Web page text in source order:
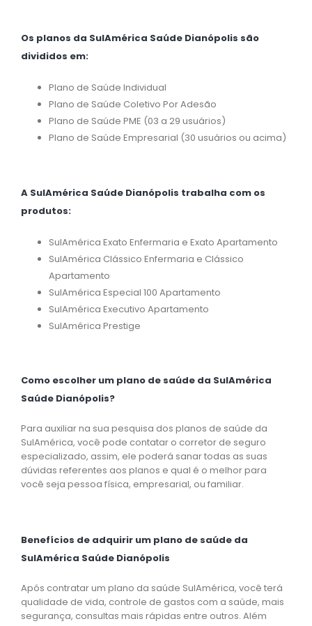
Os planos da SulAmérica Saúde Dianópolis são
divididos em:
Plano de Saúde Individual
Plano de Saúde Coletivo Por Adesão
Plano de Saúde PME (03 a 29 usuários)
Plano de Saúde Empresarial (30 usuários ou acima)
A SulAmérica Saúde Dianópolis trabalha com os
produtos:
SulAmérica Exato Enfermaria e Exato Apartamento
SulAmérica Clássico Enfermaria e Clássico
Apartamento
SulAmérica Especial 100 Apartamento
SulAmérica Executivo Apartamento
SulAmérica Prestige
Como escolher um plano de saúde da SulAmérica
Saúde Dianópolis?
Para auxiliar na sua pesquisa dos planos de saúde da
SulAmérica, você pode contatar o corretor de seguro
especializado, assim, ele poderá sanar todas as suas
dúvidas referentes aos planos e qual é o melhor para
você seja pessoa física, empresarial, ou familiar.
Benefícios de adquirir um plano de saúde da
SulAmérica Saúde Dianópolis
Após contratar um plano da saúde SulAmérica, você terá
qualidade de vida, controle de gastos com a saúde, mais
segurança, consultas mais rápidas entre outros. Além